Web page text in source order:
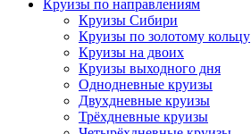
Круизы по направлениям
Круизы Сибири
Круизы по золотому кольцу
Круизы на двоих
Круизы выходного дня
Однодневные круизы
Двухдневные круизы
Трёхдневные круизы